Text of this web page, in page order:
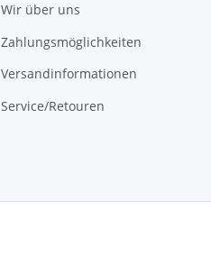
Wir über uns
Zahlungsmöglichkeiten
Versandinformationen
Service/Retouren